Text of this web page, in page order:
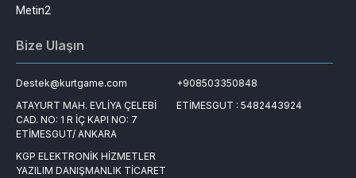
Metin2
Bize Ulaşın
Destek@kurtgame.com
+908503350848
ATAYURT MAH. EVLİYA ÇELEBİ
CAD. NO: 1 R İÇ KAPI NO: 7
ETİMESGUT/ ANKARA
ETİMESGUT : 5482443924
KGP ELEKTRONİK HİZMETLER
YAZILIM DANIŞMANLIK TİCARET